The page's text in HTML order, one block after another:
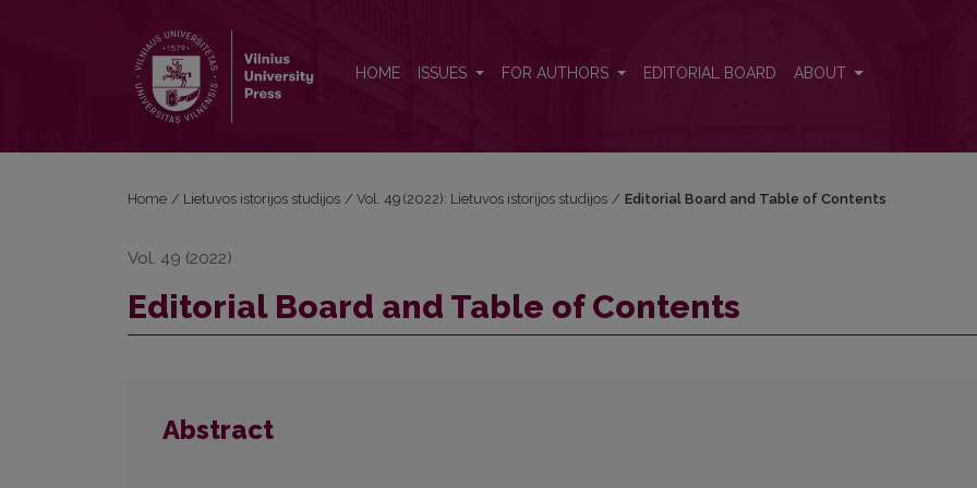
HOME ISSUES FOR AUTHORS EDITORIAL BOARD ABOUT
Home / Lietuvos istorijos studijos / Vol. 49 (2022): Lietuvos istorijos studijos / Editorial Board and Table of Contents
Vol. 49 (2022)
Editorial Board and Table of Contents
Abstract